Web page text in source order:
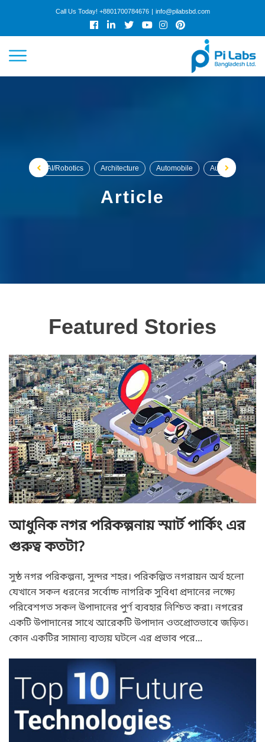
Call Us Today! +8801700784676 | info@pilabsbd.com
WORK
AI/Robotics Architecture Automobile Automobile /
Article
Featured Stories
আধুনিক নগর পরিকল্পনায় স্মার্ট পার্কিং এর
গুরুত্ব কতটা?
সুষ্ঠ নগর পরিকল্পনা, সুন্দর শহর। পরিকল্পিত নগরায়ন অর্থ হলো
যেখানে সকল ধরনের সর্বোচ্চ নাগরিক সুবিধা প্রদানের লক্ষ্যে
পরিবেশগত সকল উপাদানের পুর্ণ ব্যবহার নিশ্চিত করা। নগরের
একটি উপাদানের সাথে আরেকটি উপাদান ওতপ্রোতভাবে জড়িত।
কোন একটির সামান্য ব্যত্যয় ঘটলে এর প্রভাব পরে...